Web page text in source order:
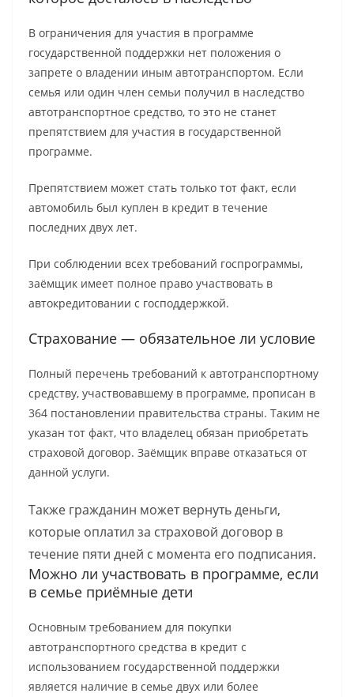
В ограничения для участия в программе
государственной поддержки нет положения о
запрете о владении иным автотранспортом. Если
семья или один член семьи получил в наследство
автотранспортное средство, то это не станет
препятствием для участия в государственной
программе.
Препятствием может стать только тот факт, если
автомобиль был куплен в кредит в течение
последних двух лет.
При соблюдении всех требований госпрограммы,
заёмщик имеет полное право участвовать в
автокредитовании с господдержкой.
Страхование — обязательное ли условие
Полный перечень требований к автотранспортному
средству, участвовавшему в программе, прописан в
364 постановлении правительства страны. Таким не
указан тот факт, что владелец обязан приобретать
страховой договор. Заёмщик вправе отказаться от
данной услуги.
Также гражданин может вернуть деньги,
которые оплатил за страховой договор в
течение пяти дней с момента его подписания.
Можно ли участвовать в программе, если
в семье приёмные дети
Основным требованием для покупки
автотранспортного средства в кредит с
использованием государственной поддержки
является наличие в семье двух или более